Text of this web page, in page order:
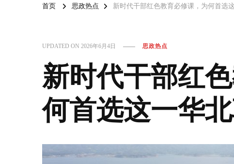
首页 思政热点 新时代干部红色教育必修课，为何首选
UPDATED ON 2026年6月4日 思政热点
新时代干部红
何首选这一华